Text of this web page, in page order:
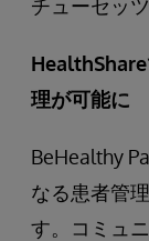
チューセッ
理が可能に
BeHealthy
なる患者管
す。コミュ